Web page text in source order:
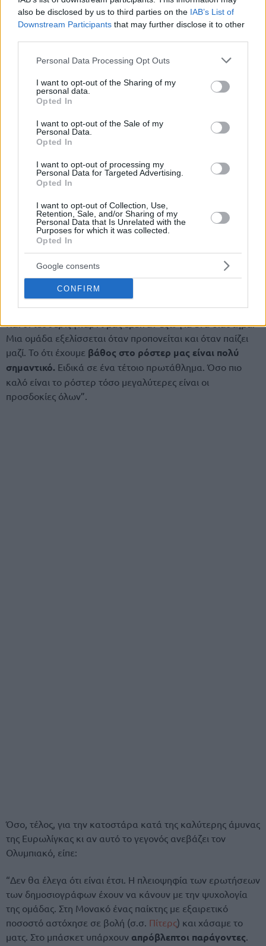
also be disclosed by us to third parties on the IAB’s List of
Downstream Participants that may further disclose it to other
Please note that this website/app uses one or more Google
not limited to your visit or usage behaviour. You may click to
grant or deny consent to Google and its third-party tags to
use your data for below specified purposes in below Google
consent section.
Personal Data Processing Opt Outs
I want to opt-out of the Sharing of my
personal data.
Opted In
I want to opt-out of the Sale of my
Personal Data.
Opted In
I want to opt-out of processing my
Personal Data for Targeted Advertising.
Opted In
I want to opt-out of Collection, Use,
Retention, Sale, and/or Sharing of my
Personal Data that Is Unrelated with the
Purposes for which it was collected.
Opted In
Google consents
CONFIRM
“Το καλό για εμάς είναι ότι αυτοί που έπαιξαν χθες συν
τους τρεις που δεν είχαν δικαίωμα (
Τζόουνς) αύριο θα είναι διαθέσιμοι. Δεν έχω κάποια
ενημέρωση ότι υπάρχει κάποιο πρόβλημα.
Το ρόστερ είναι πιο γεμάτο από ποτέ.
είναι το ρόστερ υγιές για να υπάρχει εξέλιξη της ομάδας.
Και οι τέσσερις γκαρντ μας έμειναν έξω για ένα διάστημα.
Μια ομάδα εξελίσσεται όταν προπονείται και όταν παίζει
μαζί. Το ότι έχουμε βάθος στο ρόστερ μας είναι πολύ
σημαντικό. Ειδικά σε ένα τέτοιο πρωτάθλημα. Όσο πιο
καλό είναι το ρόστερ τόσο μεγαλύτερες είναι οι
προσδοκίες όλων”.
Όσο, τέλος, για την κατοστάρα κατά της καλύτερης άμυνας
της Ευρωλίγκας κι αν αυτό το γεγονός ανεβάζει τον
Ολυμπιακό, είπε:
“Δεν θα έλεγα ότι είναι έτσι. Η πλειοψηφία των ερωτήσεων
των δημοσιογράφων έχουν να κάνουν με την ψυχολογία
της ομάδας. Στη Μονακό ένας παίκτης με εξαιρετικό
ποσοστό αστόχησε σε βολή (σ.σ. Πίτερς) και χάσαμε το
ματς. Στο μπάσκετ υπάρχουν απρόβλεπτοι παράγοντες.